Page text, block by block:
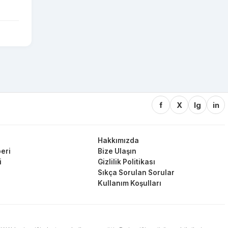
f X Ig in
Hakkımızda
Bize Ulaşın
Gizlilik Politikası
Sıkça Sorulan Sorular
Kullanım Koşulları